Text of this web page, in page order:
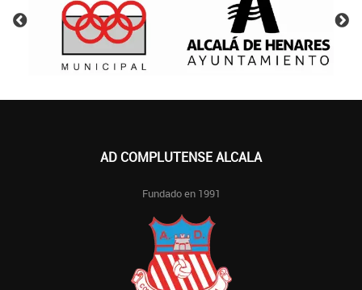
AD COMPLUTENSE ALCALA
Fundado en 1991